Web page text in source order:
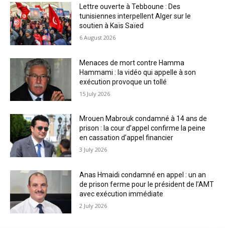
Lettre ouverte à Tebboune : Des
tunisiennes interpellent Alger sur le
soutien à Kaïs Saïed
6 August 2026
Menaces de mort contre Hamma
Hammami : la vidéo qui appelle à son
exécution provoque un tollé
15 July 2026
Mrouen Mabrouk condamné à 14 ans de
prison : la cour d’appel confirme la peine
en cassation d’appel financier
3 July 2026
Anas Hmaidi condamné en appel : un an
de prison ferme pour le président de l’AMT
avec exécution immédiate
2 July 2026